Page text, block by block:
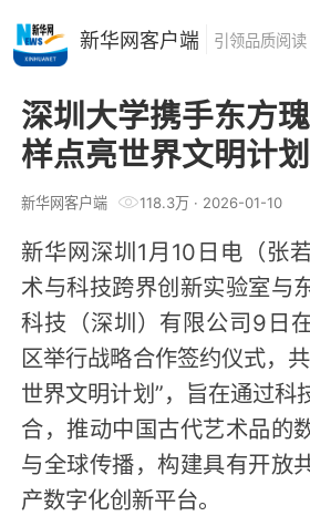
深圳大学携手东方
样点亮世界文明计
新华网客户端 118.3万· 2026-01-10
新华网深圳1月10日电（张
术与科技跨界创新实验室与
科技（深圳）有限公司9日
区举行战略合作签约仪式，
世界文明计划”，旨在通过科
合，推动中国古代艺术品的
与全球传播，构建具有开放
产数字化创新平台。
新华网客户端 引领品质阅读